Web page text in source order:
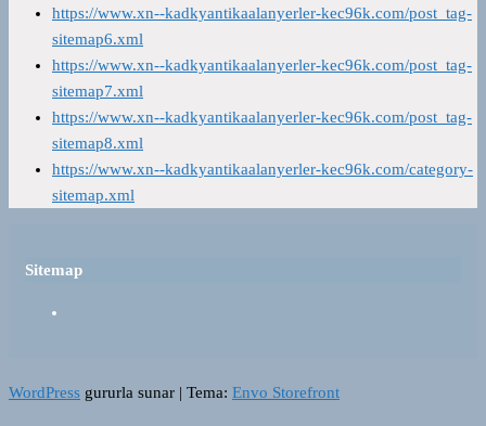
https://www.xn--kadkyantikaalanyerler-kec96k.com/post_tag-
sitemap6.xml
https://www.xn--kadkyantikaalanyerler-kec96k.com/post_tag-
sitemap7.xml
https://www.xn--kadkyantikaalanyerler-kec96k.com/post_tag-
sitemap8.xml
https://www.xn--kadkyantikaalanyerler-kec96k.com/category-
sitemap.xml
Sitemap
WordPress gururla sunar | Tema: Envo Storefront